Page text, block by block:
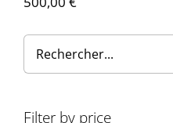
Filter by price